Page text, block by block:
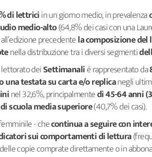
di lettriciin un giorno medio, in prevalenza
medio-alto(64,8% dei casi con una
precedentela composizione
nella distribuzione tra i diversi segmenti
deiSettimanaliè rappresentato da
una testata su carta e/o replicanegli
nel 32,6%, principalmentedi 45-64 anni
scuola media superiore(40,7% dei casi).
- checontinua a seguire con
sui comportamenti di lettura
copie comprate direttamente o in